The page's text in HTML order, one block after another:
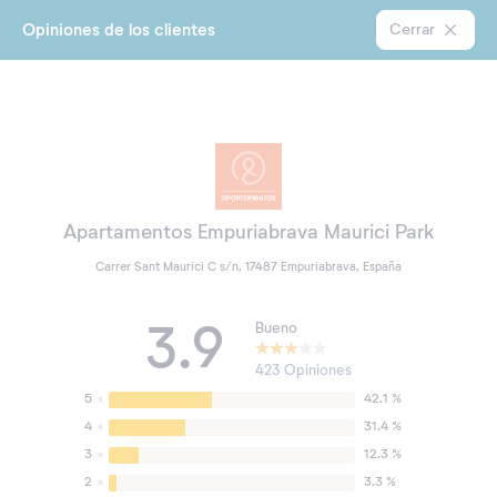
Opiniones de los clientes Cerrar
Apartamentos Empuriabrava Maurici Park
Carrer Sant Maurici C s/n, 17487 Empuriabrava, España
3.9 Bueno
423 Opiniones
5
42.1 %
4
31.4 %
3
12.3 %
2
3.3 %